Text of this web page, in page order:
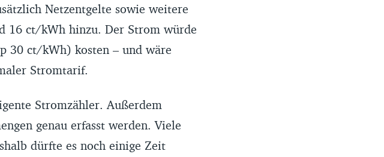
Netzentgelte sowie weitere
16 ct/kWh hinzu. Der Strom würde
30 ct/kWh) kosten – und wäre
Stromtarif.
Stromzähler. Außerdem
genau erfasst werden. Viele
dürfte es noch einige Zeit